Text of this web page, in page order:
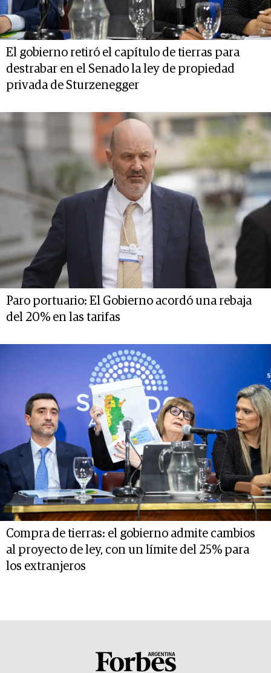
El gobierno retiró el capítulo de tierras para
destrabar en el Senado la ley de propiedad
privada de Sturzenegger
Paro portuario: El Gobierno acordó una rebaja
del 20% en las tarifas
Compra de tierras: el gobierno admite cambios
al proyecto de ley, con un límite del 25% para
los extranjeros